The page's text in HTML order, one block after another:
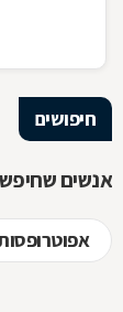
חיפושים
אנשים